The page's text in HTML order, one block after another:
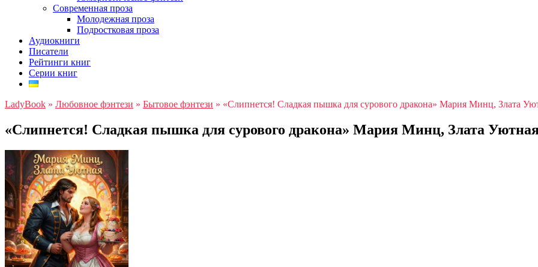
Современная проза
Молодежная проза
Подростковая проза
Аудиокниги
Писатели
Рейтинги книг
Серии книг
LadyBook » Любовное фэнтези » Бытовое фэнтези » «Слипнется! Сладкая пышка для сурового дракона» Мария Минц, Злата
«Слипнется! Сладкая пышка для сурового дракона» Мария Минц, Злата